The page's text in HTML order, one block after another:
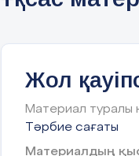
Жол
Материал туралы
Тәрбие сағаты
Материалдың